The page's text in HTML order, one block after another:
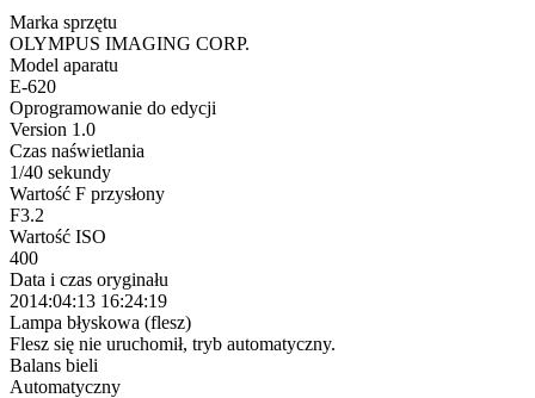
Marka sprzętu
OLYMPUS IMAGING CORP.
Model aparatu
E-620
Oprogramowanie do edycji
Version 1.0
Czas naświetlania
1/40 sekundy
Wartość F przysłony
F3.2
Wartość ISO
400
Data i czas oryginału
2014:04:13 16:24:19
Lampa błyskowa (flesz)
Flesz się nie uruchomił, tryb automatyczny.
Balans bieli
Automatyczny